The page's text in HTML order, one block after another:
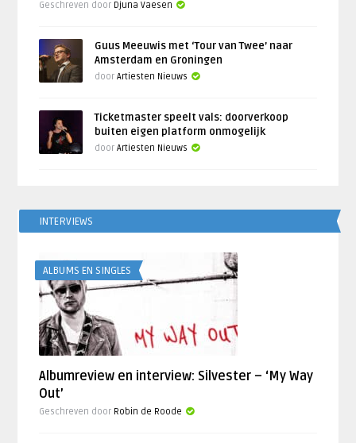
Geschreven door Djuna Vaesen
Guus Meeuwis met ‘Tour van Twee’ naar
Amsterdam en Groningen
doorArtiesten Nieuws
Ticketmaster speelt vals: doorverkoop
buiten eigen platform onmogelijk
doorArtiesten Nieuws
INTERVIEWS
ALBUMS EN SINGLES
Albumreview en interview: Silvester – ‘My Way
Out’
Geschreven door Robin de Roode